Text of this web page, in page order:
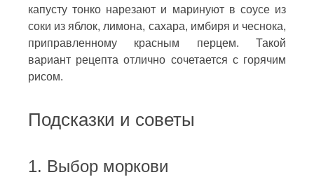
капусту тонко нарезают и маринуют в соусе из
соки из яблок, лимона, сахара, имбиря и чеснока,
приправленному красным перцем. Такой
вариант рецепта отлично сочетается с горячим
рисом.
Подсказки и советы
1. Выбор моркови